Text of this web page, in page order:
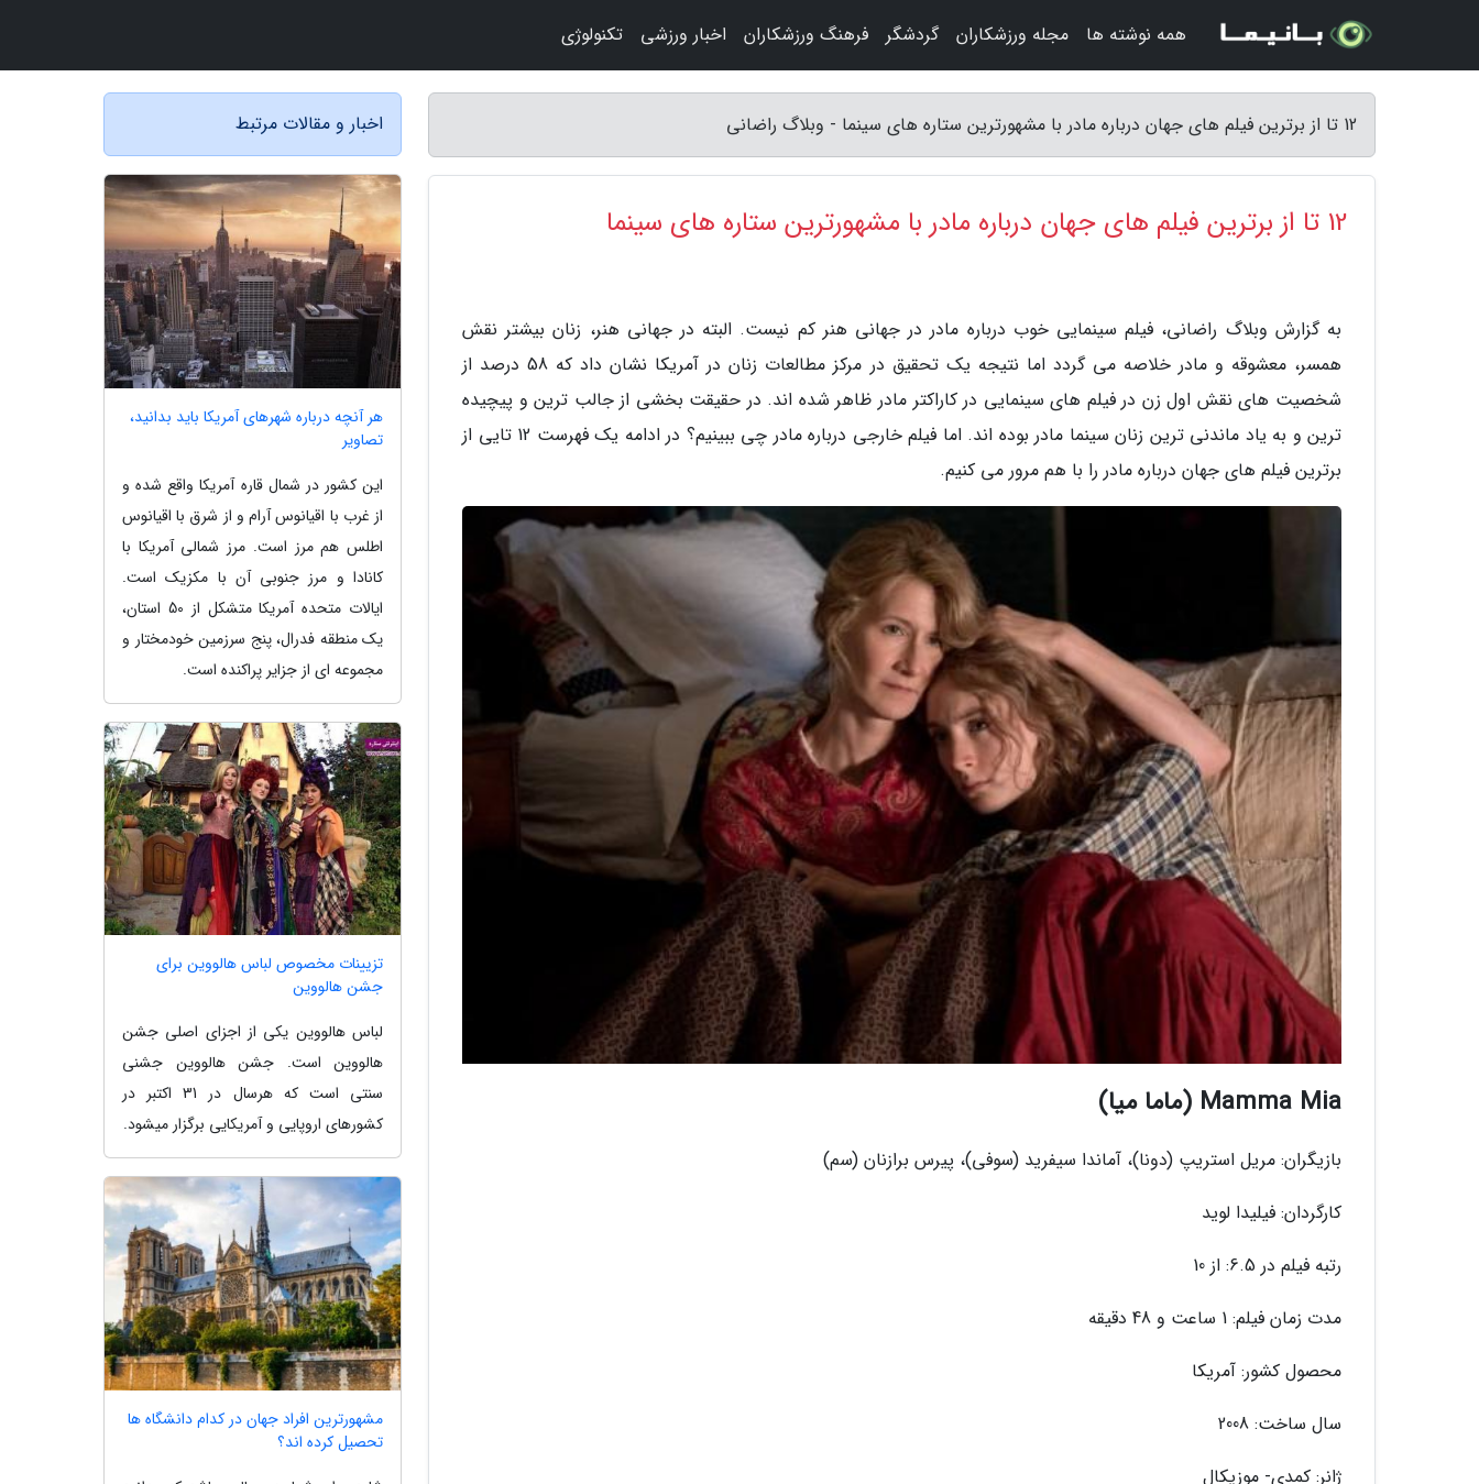
12 تا از برترین فیلم های جهان درباره مادر با مشهورترین ستاره های سینما - وبلاگ راضانی
12 تا از برترین فیلم های جهان درباره مادر با مشهورترین ستاره های سینما
به گزارش وبلاگ راضانی، فیلم سینمایی خوب درباره مادر در جهانی هنر کم نیست. البته در جهانی هنر، زنان بیشتر نقش
همسر، معشوقه و مادر خلاصه می گردد اما نتیجه یک تحقیق در مرکز مطالعات زنان در آمریکا نشان داد که 58 درصد از
شخصیت های نقش اول زن در فیلم های سینمایی در کاراکتر مادر ظاهر شده اند. در حقیقت بخشی از جالب ترین و پیچیده
ترین و به یاد ماندنی ترین زنان سینما مادر بوده اند. اما فیلم خارجی درباره مادر چی ببینیم؟ در ادامه یک فهرست 12 تایی از
برترین فیلم های جهان درباره مادر را با هم مرور می کنیم.
Mamma Mia (ماما میا)
بازیگران: مریل استریپ (دونا)، آماندا سیفرید (سوفی)، پیرس برازنان (سم)
کارگردان: فیلیدا لوید
رتبه فیلم در 6.5: از 10
مدت زمان فیلم: 1 ساعت و 48 دقیقه
محصول کشور: آمریکا
سال ساخت: 2008
ژانر: کمدی- موزیکال
اخبار و مقالات مرتبط
هر آنچه درباره شهرهای آمریکا باید بدانید،
تصاویر
این کشور در شمال قاره آمریکا واقع شده و
از غرب با اقیانوس آرام و از شرق با اقیانوس
اطلس هم مرز است. مرز شمالی آمریکا با
کانادا و مرز جنوبی آن با مکزیک است.
ایالات متحده آمریکا متشکل از 50 استان،
یک منطقه فدرال، پنج سرزمین خودمختار و
مجموعه ای از جزایر پراکنده است.
تزیینات مخصوص لباس هالووین برای
جشن هالووین
لباس هالووین یکی از اجزای اصلی جشن
هالووین است. جشن هالووین جشنی
سنتی است که هرسال در 31 اکتبر در
کشورهای اروپایی و آمریکایی برگزار میشود.
مشهورترین افراد جهان در کدام دانشگاه ها
تحصیل کرده اند؟
همه نوشته ها مجله ورزشکاران گردشگر فرهنگ ورزشکاران اخبار ورزشی تکنولوژی